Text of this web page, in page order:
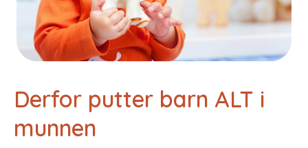
Derfor putter barn ALT i
munnen